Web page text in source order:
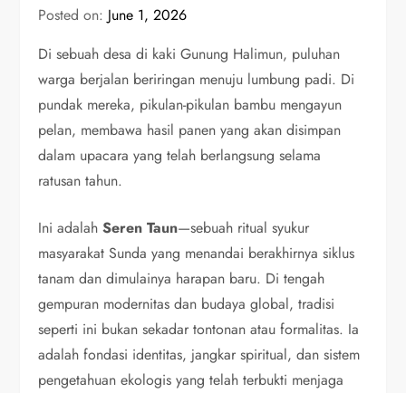
Posted on: June 1, 2026
Di sebuah desa di kaki Gunung Halimun, puluhan
warga berjalan beriringan menuju lumbung padi. Di
pundak mereka, pikulan-pikulan bambu mengayun
pelan, membawa hasil panen yang akan disimpan
dalam upacara yang telah berlangsung selama
ratusan tahun.
Ini adalahSeren Taun—sebuah ritual syukur
masyarakat Sunda yang menandai berakhirnya siklus
tanam dan dimulainya harapan baru. Di tengah
gempuran modernitas dan budaya global, tradisi
seperti ini bukan sekadar tontonan atau formalitas. Ia
adalah fondasi identitas, jangkar spiritual, dan sistem
pengetahuan ekologis yang telah terbukti menjaga